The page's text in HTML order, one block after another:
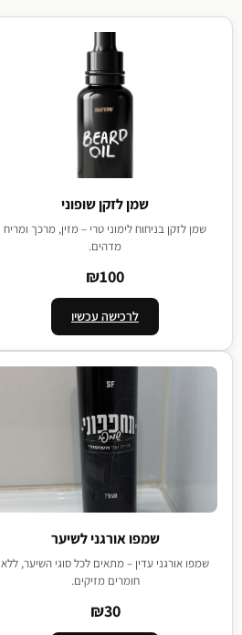
שמן לזקן שופוני
שמן לזקן בניחוח לימוני טרי – מזין, מרכך ומריח
מדהים.
₪100
לרכישה עכשיו
שמפו אורגני לשיער
שמפו אורגני עדין – מתאים לכל סוגי השיער, ללא
חומרים מזיקים.
₪30